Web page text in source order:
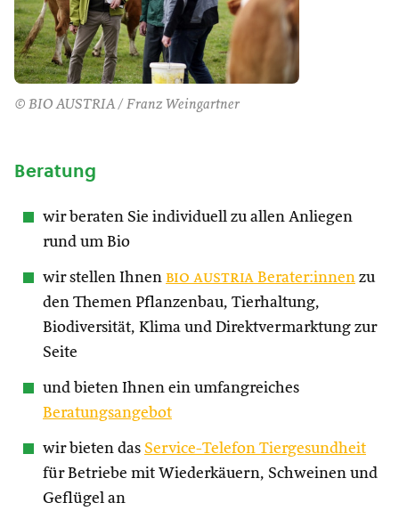
© BIO AUSTRIA / Franz Weingartner
Beratung
wir beraten Sie individuell zu allen Anliegen
rund um Bio
wir stellen Ihnen bio austria Berater:innen zu
den Themen Pflanzenbau, Tierhaltung,
Biodiversität, Klima und Direktvermarktung zur
Seite
und bieten Ihnen ein umfangreiches
Beratungsangebot
wir bieten das Service-Telefon Tiergesundheit
für Betriebe mit Wiederkäuern, Schweinen und
Geflügel an